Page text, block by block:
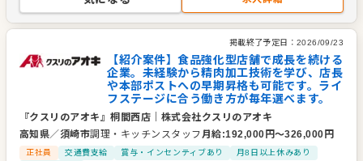
掲載終了予定日： 2026/09/23
【紹介案件】食品強化型店舗で成長を続ける
企業。未経験から精肉加工技術を学び、店長
や本部ポストへの早期昇格も可能です。ライ
フステージに合う働き方が毎年選べます。
『クスリのアオキ』桐間西店
株式会社クスリのアオキ
高知県／須崎市調理・キッチンスタッフ 月給:192,000 円〜326,000 円
正社員 交通費支給 賞与・インセンティブあり
月8日以上休みあり